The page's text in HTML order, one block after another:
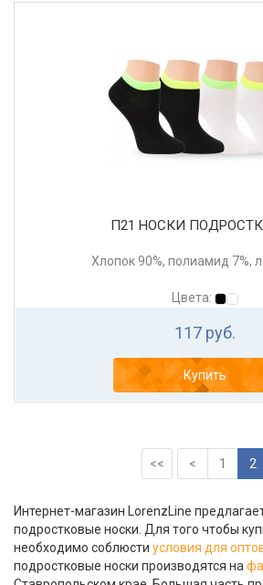
П21 НОСКИ
Хлопок 90%, полиамид 7%,
Цвета:
117 руб.
Купить
<< < 1 2
Интернет-магазин LorenzLine
подростковые носки. Для того чтобы
необходимо соблюсти условия для
подростковые носки производятся на